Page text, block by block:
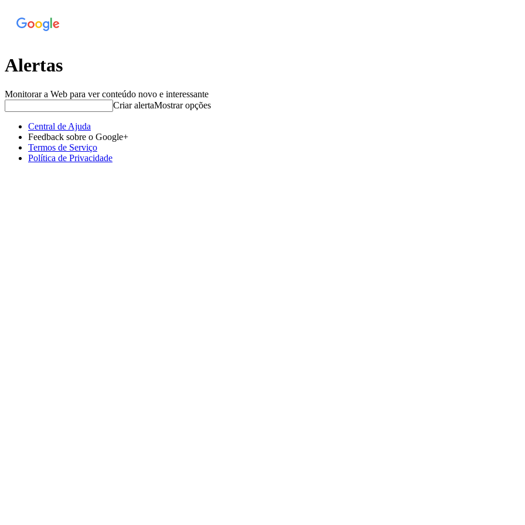
Alertas
Monitorar a Web para ver conteúdo novo e interessante
Criar alertaMostrar opções
Central de Ajuda
Feedback sobre o Google+
Termos de Serviço
Política de Privacidade